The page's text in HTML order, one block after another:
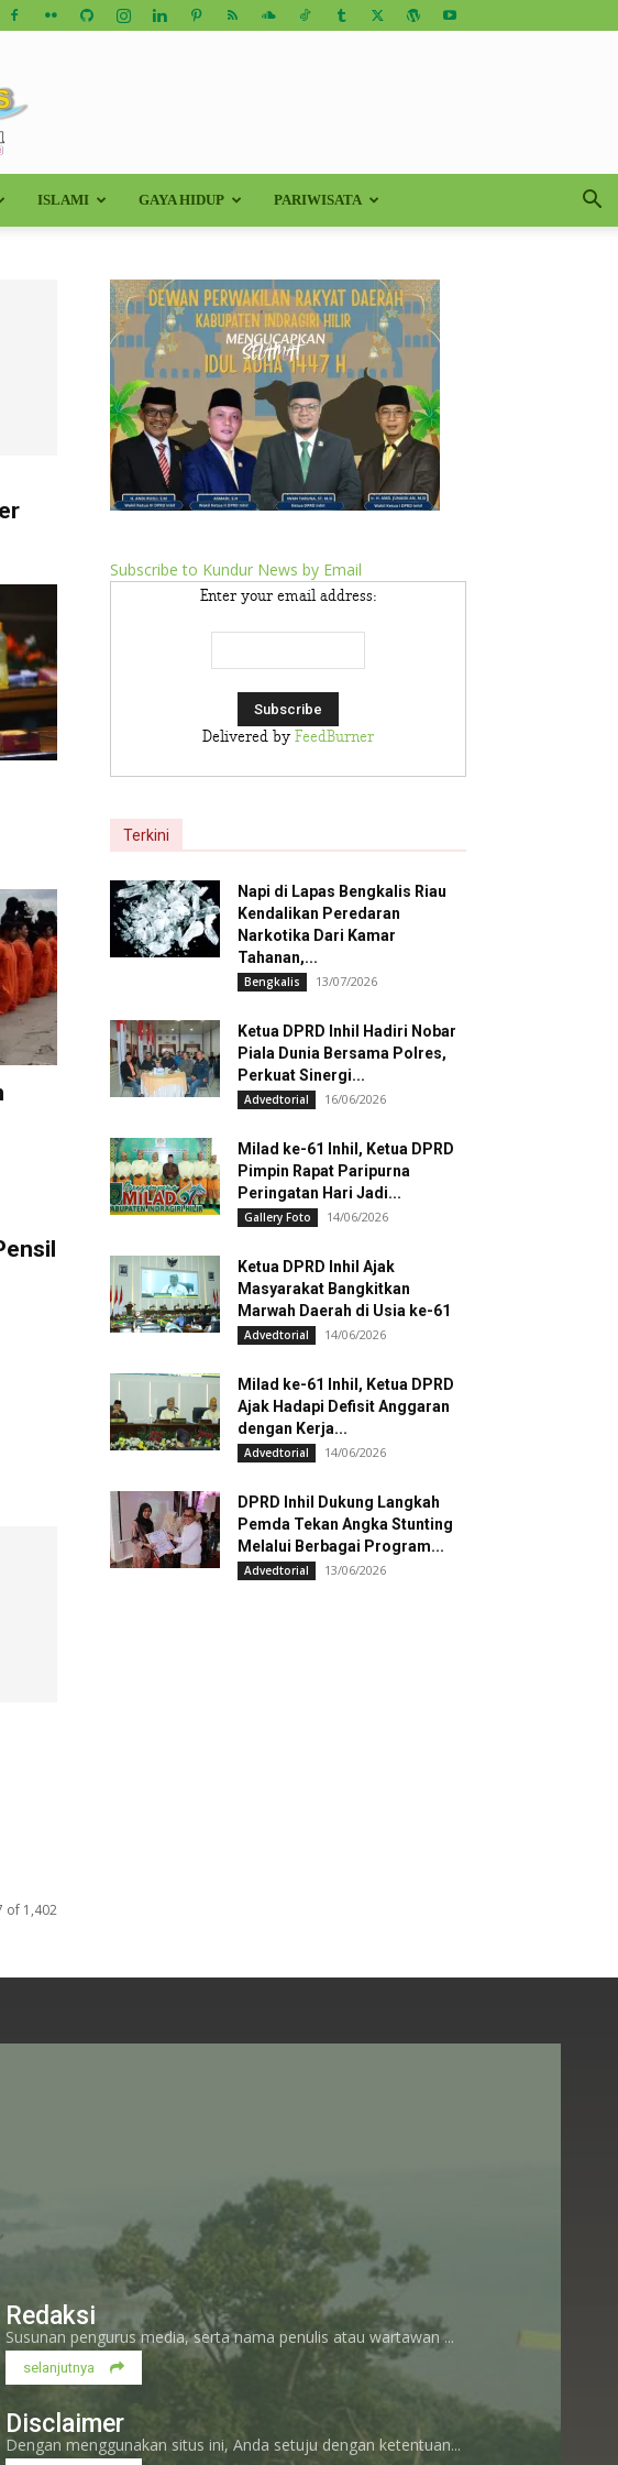
ISLAMI GAYA HIDUP PARIWISATA
of 1,402
Subscribe to Kundur News by Email
Enter your email address:
Delivered by FeedBurner
Terkini
Napi di Lapas Bengkalis Riau
Kendalikan Peredaran
Narkotika Dari Kamar
Tahanan,...
Bengkalis 13/07/2026
Ketua DPRD Inhil Hadiri Nobar
Piala Dunia Bersama Polres,
Perkuat Sinergi...
Advedtorial 16/06/2026
Milad ke-61 Inhil, Ketua DPRD
Pimpin Rapat Paripurna
Peringatan Hari Jadi...
Gallery Foto 14/06/2026
Ketua DPRD Inhil Ajak
Masyarakat Bangkitkan
Marwah Daerah di Usia ke-61
Advedtorial 14/06/2026
Milad ke-61 Inhil, Ketua DPRD
Ajak Hadapi Defisit Anggaran
dengan Kerja...
Advedtorial 14/06/2026
DPRD Inhil Dukung Langkah
Pemda Tekan Angka Stunting
Melalui Berbagai Program...
Advedtorial 13/06/2026
Redaksi
Susunan pengurus media, serta nama penulis atau wartawan ...
selanjutnya
Disclaimer
Dengan menggunakan situs ini, Anda setuju dengan ketentuan...